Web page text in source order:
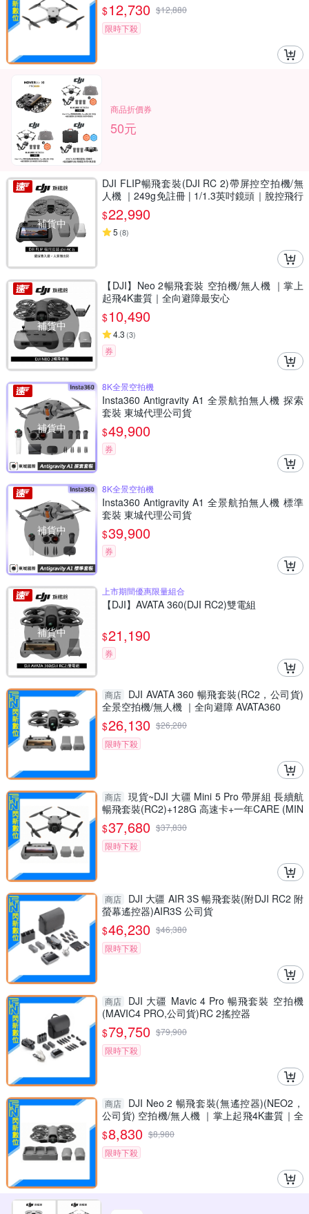
帶內存
$12,730 $12,880
限時下殺
商品折價券
50元
補貨中
DJI FLIP暢飛套裝(DJI RC 2)帶屏控空拍機/無
人機 ｜249g免註冊 | 1/1.3英吋鏡頭｜脫控飛行
多元玩法 | 全包可折疊槳保設計
$22,990
5 (8)
補貨中
【DJI】Neo 2暢飛套裝 空拍機/無人機 ｜掌上
起飛4K畫質｜全向避障最安心
$10,490
4.3 (3)
券
補貨中
8K全景空拍機
Insta360 Antigravity A1 全景航拍無人機 探索
套裝 東城代理公司貨
$49,900
券
補貨中
8K全景空拍機
Insta360 Antigravity A1 全景航拍無人機 標準
套裝 東城代理公司貨
$39,900
券
補貨中
上市期間優惠限量組合
【DJI】AVATA 360(DJI RC2)雙電組
$21,190
券
商店
DJI AVATA 360 暢飛套裝(RC2，公司貨)
全景空拍機/無人機 ｜全向避障 AVATA360
$26,130 $26,280
限時下殺
商店 現貨~DJI 大疆 Mini 5 Pro 帶屏組 長續航
暢飛套裝(RC2)+128G 高速卡+一年CARE (MIN
I5PRO，公司貨)空拍機
$37,680 $37,830
限時下殺
商店
DJI 大疆 AIR 3S 暢飛套裝(附DJI RC2 附
螢幕遙控器)AIR3S 公司貨
$46,230 $46,380
限時下殺
商店
DJI 大疆 Mavic 4 Pro 暢飛套裝 空拍機
(MAVIC4 PRO,公司貨)RC 2搖控器
$79,750 $79,900
限時下殺
商店
DJI Neo 2 暢飛套裝(無遙控器)(NEO2，
公司貨) 空拍機/無人機 ｜掌上起飛4K畫質｜全
向避障最安心
$8,830 $8,980
限時下殺